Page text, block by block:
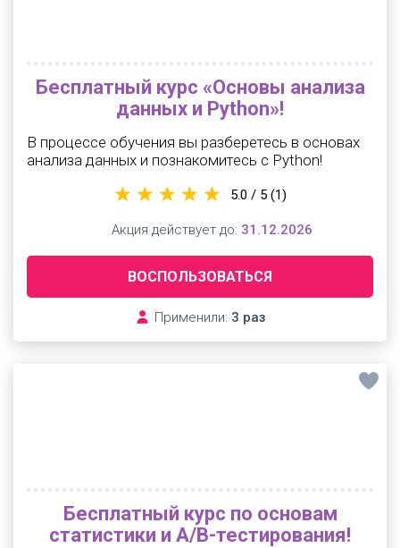
Бесплатный курс «Основы анализа
данных и Python»!
В процессе обучения вы разберетесь в основах
анализа данных и познакомитесь с Python!
ВОСПОЛЬЗОВАТЬСЯ
Применили: 3 раз
5.0 / 5 (1)
Акция действует до: 31.12.2026
Бесплатный курс по основам
статистики и A/B-тестирования!